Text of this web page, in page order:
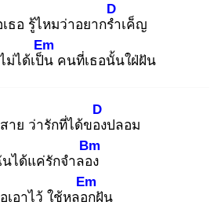
เธอ รู้ไหมว่าอยากรำ
D
เค็ญ
ม่ได้เป็น
Em
คนที่เธอนั้นใฝ่ฝัน
สาย ว่ารักที่ได้ของ
D
ปลอม
ได้แค่รักจำลอง
Bm
เอาไว้ ใช้หลอก
Em
ฝัน